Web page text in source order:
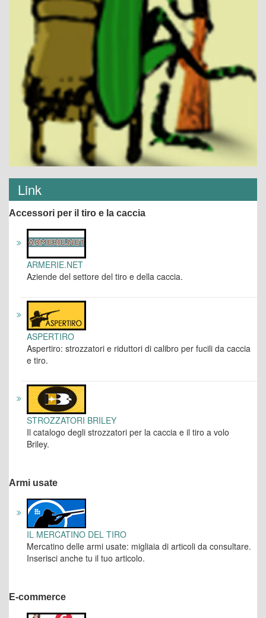
Link
Accessori per il tiro e la caccia
ARMERIE.NET
Aziende del settore del tiro e della caccia.
ASPERTIRO
Aspertiro: strozzatori e riduttori di calibro per fucili da caccia
e tiro.
STROZZATORI BRILEY
Il catalogo degli strozzatori per la caccia e il tiro a volo
Briley.
Armi usate
IL MERCATINO DEL TIRO
Mercatino delle armi usate: migliaia di articoli da consultare.
Inserisci anche tu il tuo articolo.
E-commerce